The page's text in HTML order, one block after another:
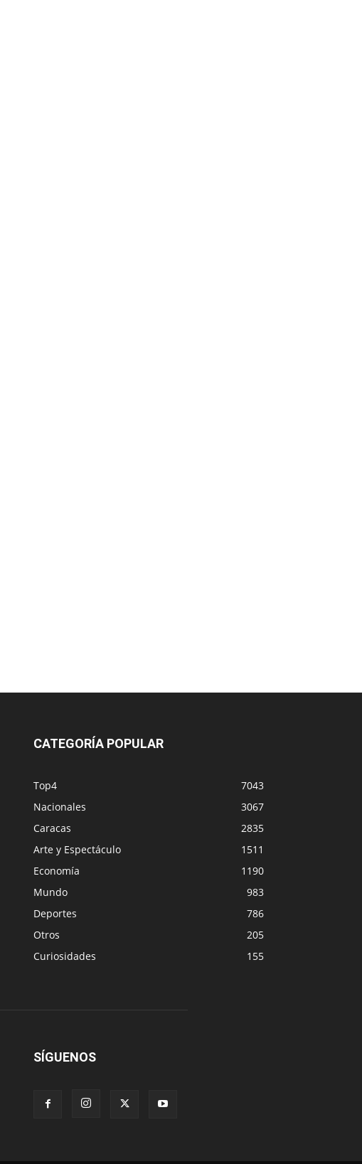
CATEGORÍA POPULAR
Top4
7043
Nacionales
3067
Caracas
2835
Arte y Espectáculo
1511
Economía
1190
Mundo
983
Deportes
786
Otros
205
Curiosidades
155
SÍGUENOS